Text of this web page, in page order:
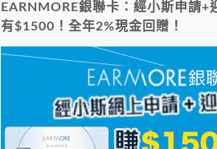
EARNMORE銀聯卡：經小斯申請+
有$1500！全年2%現金回贈！